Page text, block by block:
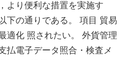
より便利な措置を実施す
下の通りである。 項目 貿易
適化 照されたい。 外貨管理
払電子データ照合・検査メ